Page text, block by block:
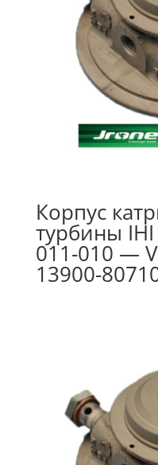
Корпус
турбины
011-010 —
13900-